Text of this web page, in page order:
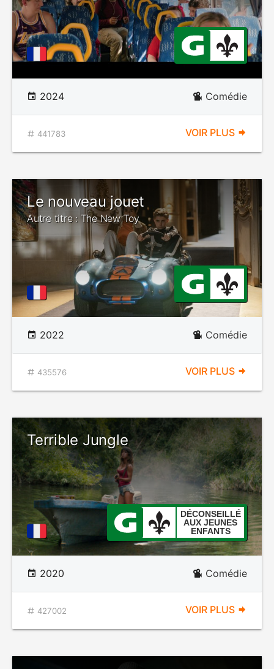
2024 Comédie
441783 VOIR PLUS
Le nouveau jouet
Autre titre : The New Toy
2022 Comédie
435576 VOIR PLUS
Terrible Jungle
DÉCONSEILLÉ
AUX JEUNES
ENFANTS
2020 Comédie
427002 VOIR PLUS